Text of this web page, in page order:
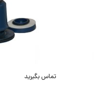
تماس بگیرید